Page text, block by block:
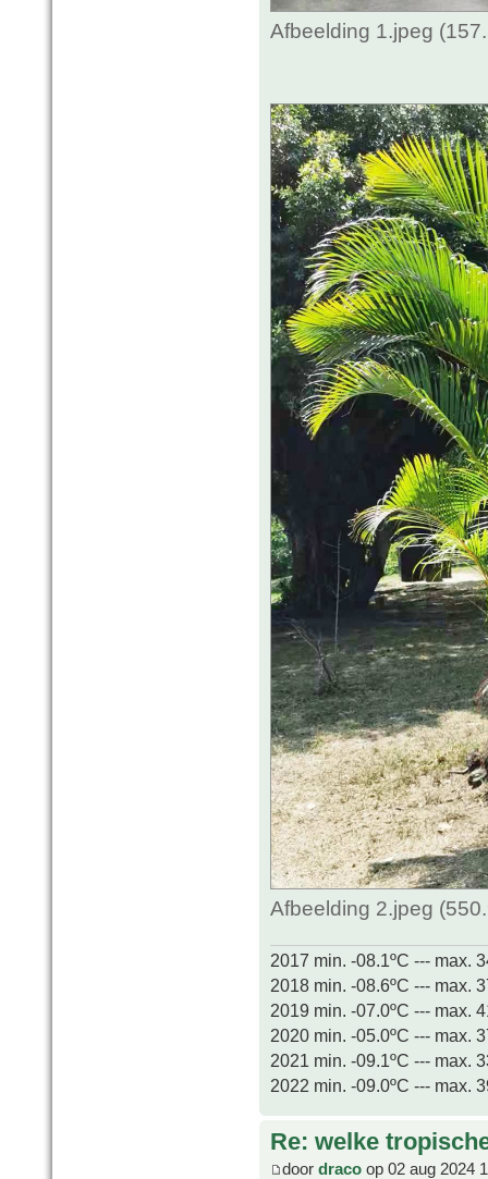
Afbeelding 1.jpeg
Afbeelding 2.jpeg
2017 min. -08.1ºC --- max.
2018 min. -08.6ºC --- max.
2019 min. -07.0ºC --- max.
2020 min. -05.0ºC --- max.
2021 min. -09.1ºC --- max.
2022 min. -09.0ºC --- max.
Re: welke
door draco op 02 aug 2024